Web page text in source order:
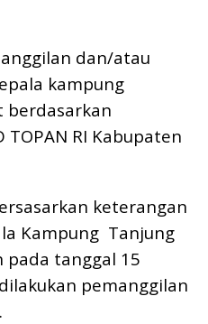
dan/atau
kampung
berdasarkan
RI Kabupaten
keterangan
Kampung Tanjung
pada tanggal 15
pemanggilan